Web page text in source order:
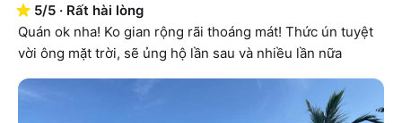
5/5 · Rất hài lòng
Quán ok nha! Ko gian rộng rãi thoáng mát! Thức ún tuyệt
vời ông mặt trời, sẽ ủng hộ lần sau và nhiều lần nữa